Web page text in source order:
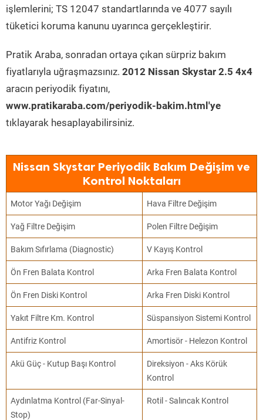
işlemlerini; TS 12047 standartlarında ve 4077 sayılı
tüketici koruma kanunu uyarınca gerçekleştirir.
Pratik Araba, sonradan ortaya çıkan sürpriz bakım
fiyatlarıyla uğraşmazsınız. 2012 Nissan Skystar 2.5 4x4
aracın periyodik fiyatını,
www.pratikaraba.com/periyodik-bakim.html'ye
tıklayarak hesaplayabilirsiniz.
Nissan Skystar Periyodik Bakım Değişim ve
Kontrol Noktaları
Motor Yağı Değişim Hava Filtre Değişim
Yağ Filtre Değişim Polen Filtre Değişim
Bakım Sıfırlama (Diagnostic) V Kayış Kontrol
Ön Fren Balata Kontrol Arka Fren Balata Kontrol
Ön Fren Diski Kontrol Arka Fren Diski Kontrol
Yakıt Filtre Km. Kontrol Süspansiyon Sistemi Kontrol
Antifriz Kontrol Amortisör - Helezon Kontrol
Akü Güç - Kutup Başı Kontrol
Direksiyon - Aks Körük
Kontrol
Aydınlatma Kontrol (Far-Sinyal-
Stop)
Rotil - Salıncak Kontrol